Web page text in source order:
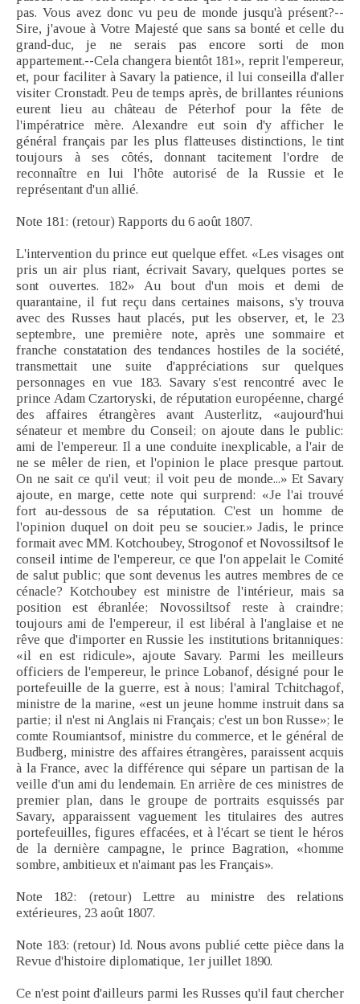
pas. Vous avez donc vu peu de monde jusqu'à présent?--
Sire, j'avoue à Votre Majesté que sans sa bonté et celle du
grand-duc, je ne serais pas encore sorti de mon
appartement.--Cela changera bientôt 181», reprit l'empereur,
et, pour faciliter à Savary la patience, il lui conseilla d'aller
visiter Cronstadt. Peu de temps après, de brillantes réunions
eurent lieu au château de Péterhof pour la fête de
l'impératrice mère. Alexandre eut soin d'y afficher le
général français par les plus flatteuses distinctions, le tint
toujours à ses côtés, donnant tacitement l'ordre de
reconnaître en lui l'hôte autorisé de la Russie et le
représentant d'un allié.
Note 181: (retour) Rapports du 6 août 1807.
L'intervention du prince eut quelque effet. «Les visages ont
pris un air plus riant, écrivait Savary, quelques portes se
sont ouvertes. 182» Au bout d'un mois et demi de
quarantaine, il fut reçu dans certaines maisons, s'y trouva
avec des Russes haut placés, put les observer, et, le 23
septembre, une première note, après une sommaire et
franche constatation des tendances hostiles de la société,
transmettait une suite d'appréciations sur quelques
personnages en vue 183. Savary s'est rencontré avec le
prince Adam Czartoryski, de réputation européenne, chargé
des affaires étrangères avant Austerlitz, «aujourd'hui
sénateur et membre du Conseil; on ajoute dans le public:
ami de l'empereur. Il a une conduite inexplicable, a l'air de
ne se mêler de rien, et l'opinion le place presque partout.
On ne sait ce qu'il veut; il voit peu de monde...» Et Savary
ajoute, en marge, cette note qui surprend: «Je l'ai trouvé
fort au-dessous de sa réputation. C'est un homme de
l'opinion duquel on doit peu se soucier.» Jadis, le prince
formait avec MM. Kotchoubey, Strogonof et Novossiltsof le
conseil intime de l'empereur, ce que l'on appelait le Comité
de salut public; que sont devenus les autres membres de ce
cénacle? Kotchoubey est ministre de l'intérieur, mais sa
position est ébranlée; Novossiltsof reste à craindre;
toujours ami de l'empereur, il est libéral à l'anglaise et ne
rêve que d'importer en Russie les institutions britanniques:
«il en est ridicule», ajoute Savary. Parmi les meilleurs
officiers de l'empereur, le prince Lobanof, désigné pour le
portefeuille de la guerre, est à nous; l'amiral Tchitchagof,
ministre de la marine, «est un jeune homme instruit dans sa
partie; il n'est ni Anglais ni Français; c'est un bon Russe»; le
comte Roumiantsof, ministre du commerce, et le général de
Budberg, ministre des affaires étrangères, paraissent acquis
à la France, avec la différence qui sépare un partisan de la
veille d'un ami du lendemain. En arrière de ces ministres de
premier plan, dans le groupe de portraits esquissés par
Savary, apparaissent vaguement les titulaires des autres
portefeuilles, figures effacées, et à l'écart se tient le héros
de la dernière campagne, le prince Bagration, «homme
sombre, ambitieux et n'aimant pas les Français».
Note 182: (retour) Lettre au ministre des relations
extérieures, 23 août 1807.
Note 183: (retour) Id. Nous avons publié cette pièce dans la
Revue d'histoire diplomatique, 1er juillet 1890.
Ce n'est point d'ailleurs parmi les Russes qu'il faut chercher